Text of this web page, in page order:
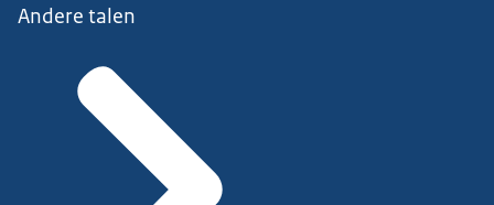
Andere talen